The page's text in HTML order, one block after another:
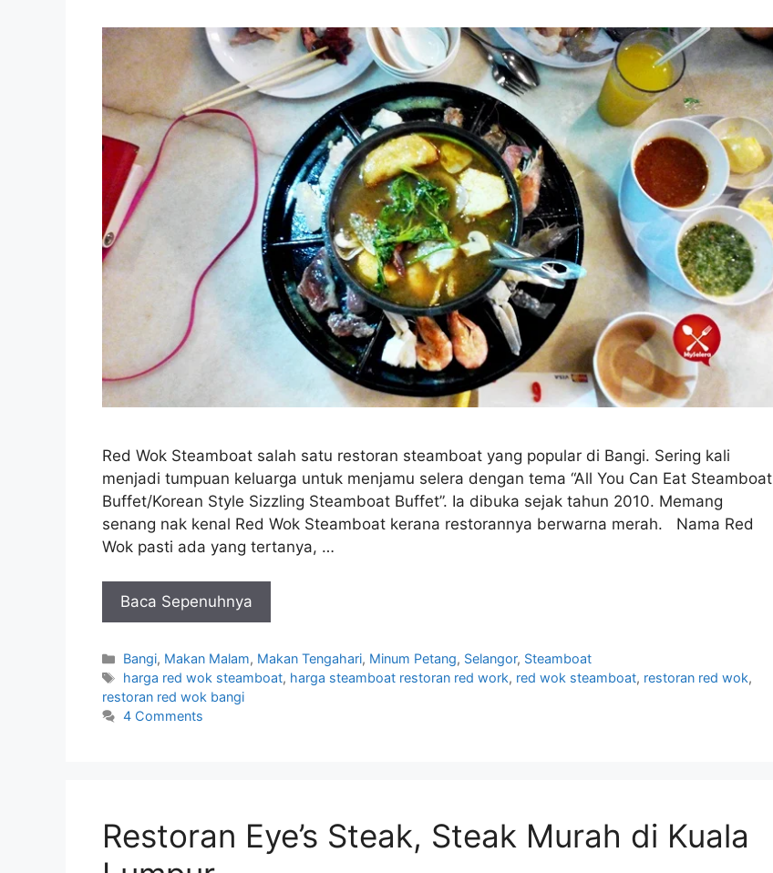
Red Wok Steamboat salah satu restoran steamboat yang popular di Bangi. Sering kali
menjadi tumpuan keluarga untuk menjamu selera dengan tema “All You Can Eat Steamboat
Buffet/Korean Style Sizzling Steamboat Buffet”. Ia dibuka sejak tahun 2010. Memang
senang nak kenal Red Wok Steamboat kerana restorannya berwarna merah. Nama Red
Wok pasti ada yang tertanya, …
Baca Sepenuhnya
Categories
Bangi, Makan Malam, Makan Tengahari, Minum Petang, Selangor, Steamboat
Tags
harga red wok steamboat, harga steamboat restoran red work, red wok steamboat, restoran red wok,
restoran red wok bangi
4 Comments
Restoran Eye’s Steak, Steak Murah di Kuala